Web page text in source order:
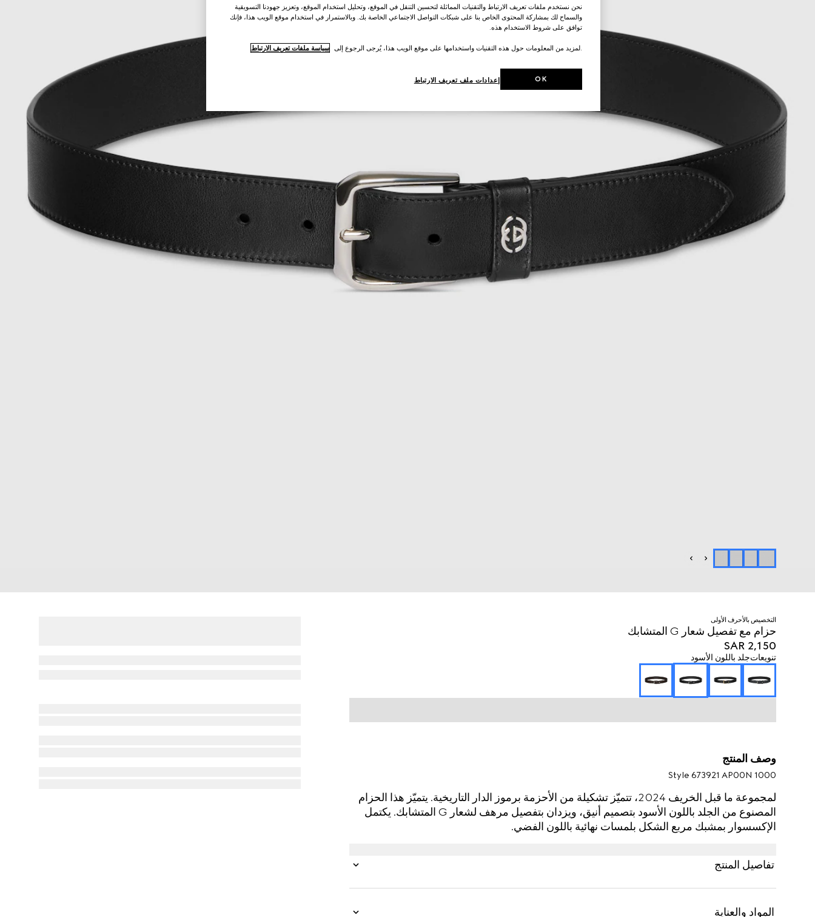
التخصيص بالأحرف الأولى
حزام مع تفصيل شعار G المتشابك
SAR 2,150
تنويعاتجلد باللون الأسود
وصف المنتج
Style ‎673921 AP00N 1000
لمجموعة ما قبل الخريف 2024، تتميّز تشكيلة من الأحزمة برموز الدار التاريخية. يتميّز هذا الحزام
المصنوع من الجلد باللون الأسود بتصميم أنيق، ويزدان بتفصيل مرهف لشعار G المتشابك. يكتمل
الإكسسوار بمشبك مربع الشكل بلمسات نهائية باللون الفضي.
تفاصيل المنتج
المواد والعناية
نحن نستخدم ملفات تعريف الارتباط والتقنيات المماثلة لتحسين التنقل في الموقع، وتحليل استخدام الموقع، وتعزيز جهودنا التسويقية
والسماح لك بمشاركة المحتوى الخاص بنا على شبكات التواصل الاجتماعي الخاصة بك. وبالاستمرار في استخدام موقع الويب هذا، فإنك
توافق على شروط الاستخدام هذه.
.لمزيد من المعلومات حول هذه التقنيات واستخدامها على موقع الويب هذا، يُرجى الرجوع إلى سياسة ملفات تعريف الارتباط
إعدادات ملف تعريف الارتباط OK